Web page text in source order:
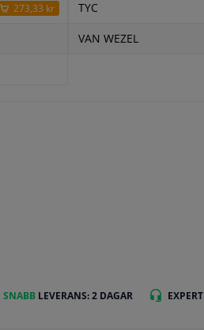
273,33 kr TYC
VAN WEZEL
SNABB LEVERANS: 2 DAGAR EXPERT